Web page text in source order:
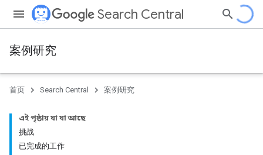
Search Central
案例研究
首页 Search Central 案例研究
এই পৃষ্ঠায় যা যা আছে
挑战
已完成的工作